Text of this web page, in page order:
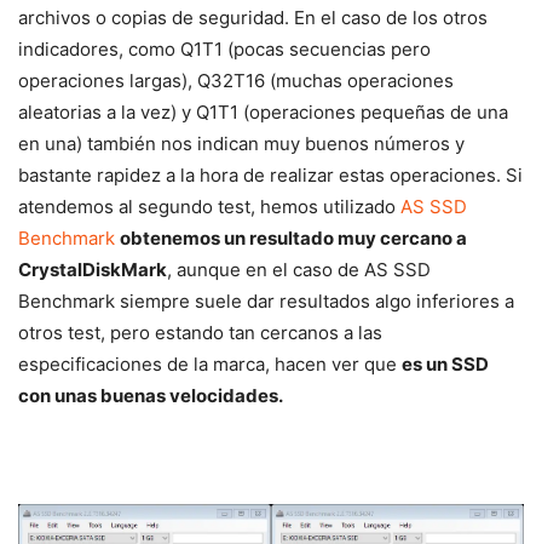
archivos o copias de seguridad. En el caso de los otros
indicadores, como Q1T1 (pocas secuencias pero
operaciones largas), Q32T16 (muchas operaciones
aleatorias a la vez) y Q1T1 (operaciones pequeñas de una
en una) también nos indican muy buenos números y
bastante rapidez a la hora de realizar estas operaciones. Si
atendemos al segundo test, hemos utilizado AS SSD
Benchmark obtenemos un resultado muy cercano a
CrystalDiskMark, aunque en el caso de AS SSD
Benchmark siempre suele dar resultados algo inferiores a
otros test, pero estando tan cercanos a las
especificaciones de la marca, hacen ver que es un SSD
con unas buenas velocidades.